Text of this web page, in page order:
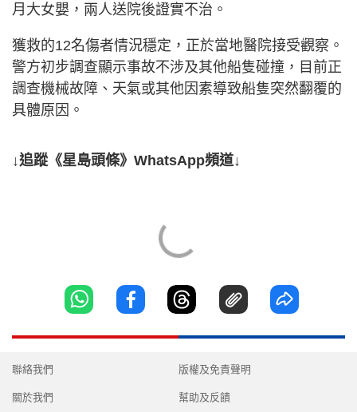
月大女嬰，兩人送院後證實不治。
獲救的12名傷者情況穩定，正於當地醫院接受觀察。
警方初步調查顯示事故不涉及其他船隻碰撞，目前正
調查機械故障、天氣或其他因素導致船隻突然翻覆的
具體原因。
↓追蹤《星島頭條》WhatsApp頻道↓
聯絡我們
關於我們
版權及免責聲明
幫助及反饋